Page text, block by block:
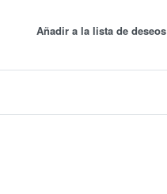
Añadir a la lista de deseos